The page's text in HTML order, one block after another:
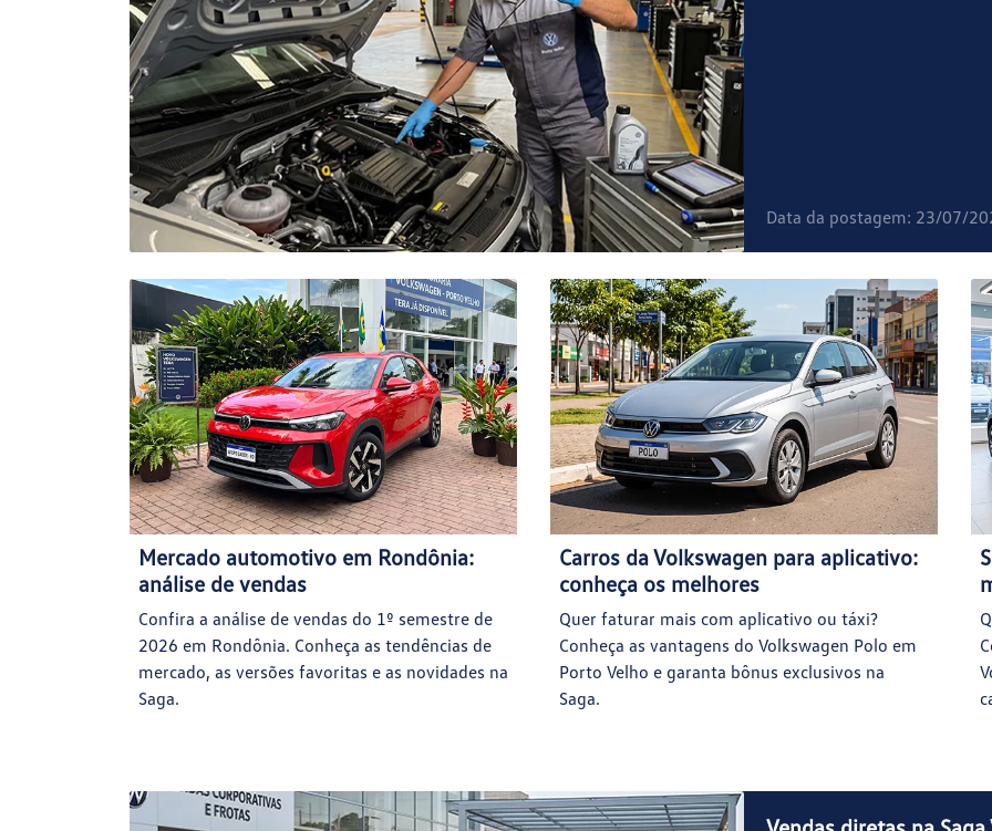
Data da postagem: 23/07/
Mercado automotivo em Rondônia:
análise de vendas
Confira a análise de vendas do 1º semestre de
2026 em Rondônia. Conheça as tendências de
mercado, as versões favoritas e as novidades na
Saga.
Carros da Volkswagen para aplicativo:
conheça os melhores
Quer faturar mais com aplicativo ou táxi?
Conheça as vantagens do Volkswagen Polo em
Porto Velho e garanta bônus exclusivos na
Saga.